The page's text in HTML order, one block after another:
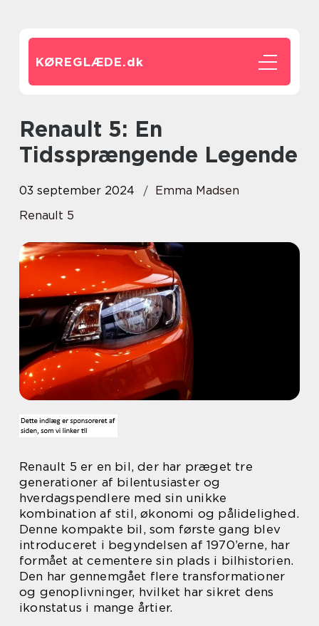
KØREGLÆDE.dk
Renault 5: En
Tidssprængende Legende
03 september 2024
Emma Madsen
Renault 5
Renault 5 er en bil, der har præget tre
generationer af bilentusiaster og
hverdagspendlere med sin unikke
kombination af stil, økonomi og pålidelighed.
Denne kompakte bil, som første gang blev
introduceret i begyndelsen af 1970’erne, har
formået at cementere sin plads i bilhistorien.
Den har gennemgået flere transformationer
og genoplivninger, hvilket har sikret dens
ikonstatus i mange årtier.